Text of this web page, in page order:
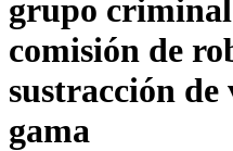
grupo
comisión de
sustracción de
gama